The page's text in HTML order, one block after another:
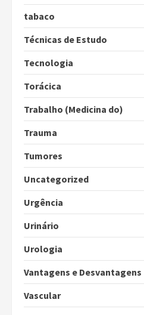
tabaco
Técnicas de Estudo
Tecnologia
Torácica
Trabalho (Medicina do)
Trauma
Tumores
Uncategorized
Urgência
Urinário
Urologia
Vantagens e Desvantagens
Vascular